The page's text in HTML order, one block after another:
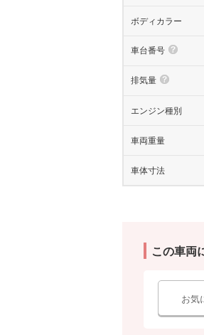
ボディカラー
車台番号
排気量
エンジン種別
車両重量
車体寸法
この車両
お気